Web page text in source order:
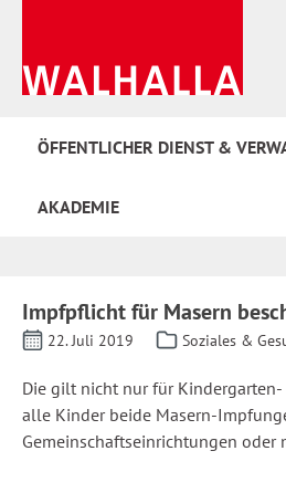
ÖFFENTLICHER DIENST &
AKADEMIE
Impfpflicht für Masern
22. Juli 2019 Soziales &
Die gilt nicht nur für
alle Kinder beide Masern-
Gemeinschaftseinrichtungen